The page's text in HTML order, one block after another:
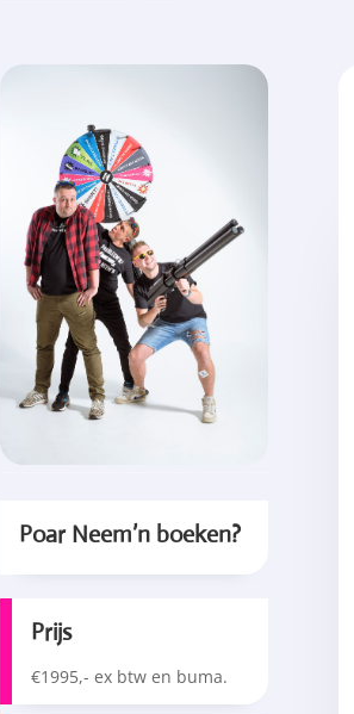
Poar Neem’n boeken?
Prijs
€1995,- ex btw en buma.